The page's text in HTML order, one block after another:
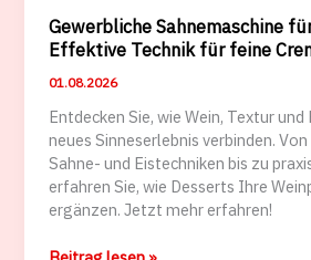
Gewerbliche Sahnemaschine
Effektive Technik für feine
01.08.2026
Entdecken Sie, wie Wein, Textur und
neues Sinneserlebnis verbinden.
Sahne- und Eistechniken bis zu
erfahren Sie, wie Desserts Ihre
ergänzen. Jetzt mehr erfahren!
Gewerbliche